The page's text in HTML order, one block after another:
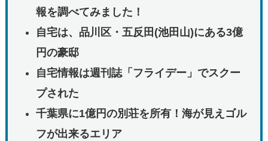
報を調べてみました！
自宅は、品川区・五反田(池田山)にある3億
円の豪邸
自宅情報は週刊誌「フライデー」でスクー
プされた
千葉県に1億円の別荘を所有！海が見えゴル
フが出来るエリア